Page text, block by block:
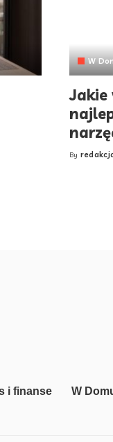
W
Posted
By
i finanse W